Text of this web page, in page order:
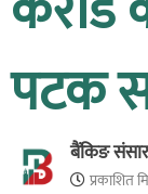
पटक
बैंकिङ संसार
प्रकाशित